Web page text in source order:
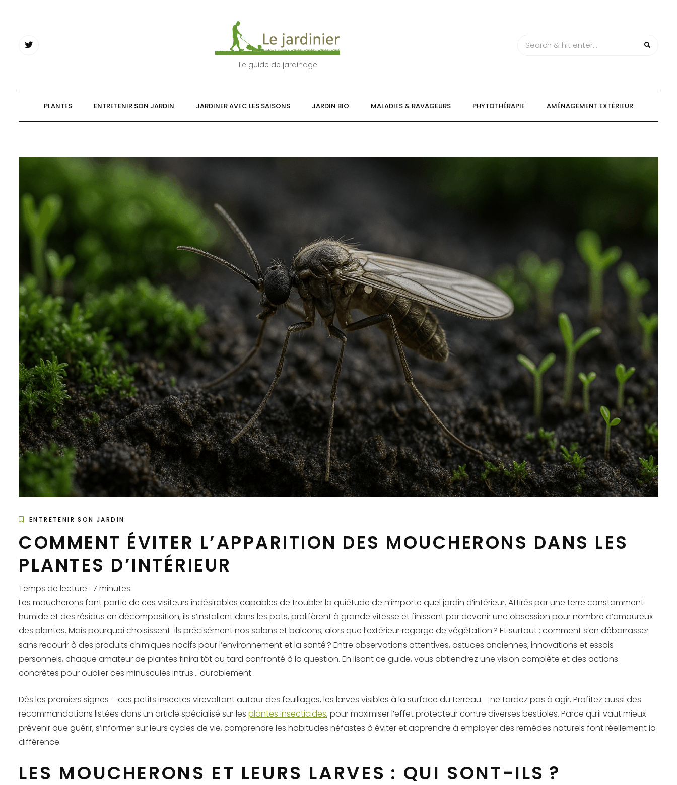
Le guide de jardinage
PLANTES ENTRETENIR SON JARDIN JARDINER AVEC LES SAISONS JARDIN BIO MALADIES & RAVAGEURS PHYTOTHÉRAPIE AMÉNAGEMENT EXTÉRIEUR
ENTRETENIR SON JARDIN
COMMENT ÉVITER L’APPARITION DES MOUCHERONS DANS LES
PLANTES D’INTÉRIEUR
Temps de lecture : 7 minutes
Les moucherons font partie de ces visiteurs indésirables capables de troubler la quiétude de n’importe quel jardin d’intérieur. Attirés par une terre constamment
humide et des résidus en décomposition, ils s’installent dans les pots, prolifèrent à grande vitesse et finissent par devenir une obsession pour nombre d’amoureux
des plantes. Mais pourquoi choisissent-ils précisément nos salons et balcons, alors que l’extérieur regorge de végétation ? Et surtout : comment s’en débarrasser
sans recourir à des produits chimiques nocifs pour l’environnement et la santé ? Entre observations attentives, astuces anciennes, innovations et essais
personnels, chaque amateur de plantes finira tôt ou tard confronté à la question. En lisant ce guide, vous obtiendrez une vision complète et des actions
concrètes pour oublier ces minuscules intrus… durablement.
Dès les premiers signes – ces petits insectes virevoltant autour des feuillages, les larves visibles à la surface du terreau – ne tardez pas à agir. Profitez aussi des
recommandations listées dans un article spécialisé sur les plantes insecticides, pour maximiser l’effet protecteur contre diverses bestioles. Parce qu’il vaut mieux
prévenir que guérir, s’informer sur leurs cycles de vie, comprendre les habitudes néfastes à éviter et apprendre à employer des remèdes naturels font réellement la
différence.
LES MOUCHERONS ET LEURS LARVES : QUI SONT-ILS ?